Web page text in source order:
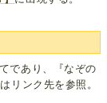
であり、『なぞの
リンク先を参照。